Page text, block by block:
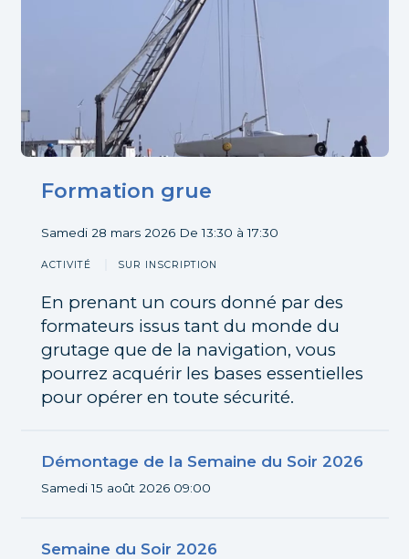
Formation grue
Samedi 28 mars 2026 De 13:30 à 17:30
ACTIVITÉ SUR INSCRIPTION
En prenant un cours donné par des
formateurs issus tant du monde du
grutage que de la navigation, vous
pourrez acquérir les bases essentielles
pour opérer en toute sécurité.
Participer
Démontage de la Semaine du Soir 2026
Samedi 15 août 2026 09:00
Semaine du Soir 2026